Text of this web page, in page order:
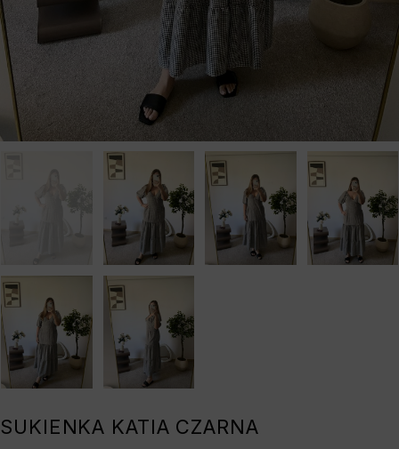
SUKIENKA KATIA CZARNA